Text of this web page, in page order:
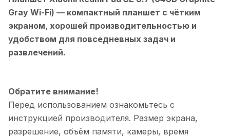
Gray Wi-Fi) — компактный планшет с чётким
экраном, хорошей производительностью и
удобством для повседневных задач и
развлечений.
Обратите внимание!
Перед использованием ознакомьтесь с
инструкцией производителя. Размер экрана,
разрешение, объём памяти, камеры, время